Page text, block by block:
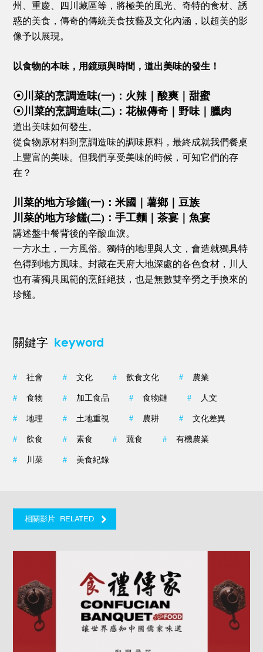
州、重慶、四川藏區等，將極美的風光、奇特的食材、誘
惑的美食，傳奇的傳統美食技藝及文化內涵，以超美的影
像予以展現。
以食物的本味，用鏡頭與時間，道出美味的發生！
☉川菜的烹調造味(一)：火辣｜酸爽｜甜蜜
☉川菜的烹調造味(二)：花椒傳奇｜野味｜臘肉
道出美味如何發生。
從食物原材料到烹調造味的調味原料，最終成就我們餐桌
上豐富的美味。但我們享受美味的時候，可知它們的存
在？
川菜的地方珍饈(一)：米國｜薯鄉｜豆族
川菜的地方珍饈(二)：手工麵｜茶宴｜魚宴
講述盤中餐背後的辛酸血淚。
一方水土，一方風俗。獨特的地理與人文，會造就獨具特
色得到地方風味。封藏在天府大地深處的各色食材，川人
也有著獨具風範的烹飪絕技，也是無數雙辛勞之手換來的
珍饈。
關鍵字 keyword
# 社會 # 文化 # 飲食文化 # 農業
# 食物 # 加工食品 # 食物鏈 # 人文
# 地理 # 土地重視 # 農耕 # 文化差異
# 飲食 # 素食 # 蔬食 # 有機農業
# 川菜 # 美食紀錄
相關影片 RELATED